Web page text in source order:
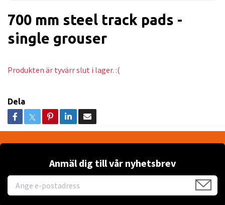
700 mm steel track pads -
single grouser
Produkten är tyvärr slut i lager. :(
Dela
Anmäl dig till vår nyhetsbrev